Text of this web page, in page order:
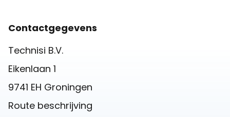
Contactgegevens
Technisi B.V.
Eikenlaan 1
9741 EH Groningen
Route beschrijving